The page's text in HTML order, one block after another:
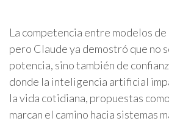
La competencia entre modelos
pero Claude ya demostró que no
potencia, sino también de
donde la inteligencia artificial
la vida cotidiana, propuestas
marcan el camino hacia sistemas